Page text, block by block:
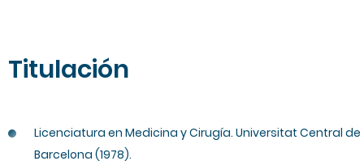
Titulación
Licenciatura en Medicina y Cirugía. Universitat Central de
Barcelona (1978).